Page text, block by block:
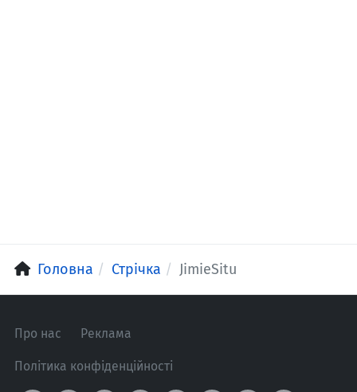
Головна Стрічка JimieSitu
Про нас Реклама
Політика конфіденційності